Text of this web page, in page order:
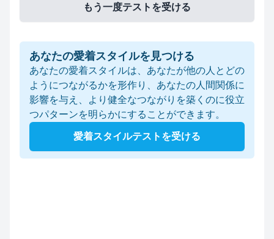
もう一度テストを受ける
あなたの愛着スタイルを見つける
あなたの愛着スタイルは、あなたが他の人とどの
ようにつながるかを形作り、あなたの人間関係に
影響を与え、より健全なつながりを築くのに役立
つパターンを明らかにすることができます。
愛着スタイルテストを受ける